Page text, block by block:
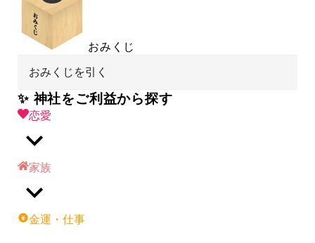
おみくじ
おみくじを引く
✨ 神社をご利益から探す
恋愛
家族
金運・仕事